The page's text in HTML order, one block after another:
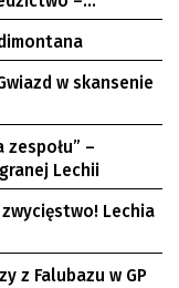
w skansenie
–
Lechii
Lechia
z Falubazu w GP